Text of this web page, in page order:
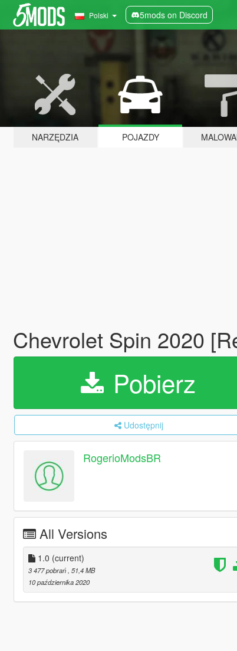
Polski 5mods on Discord
NARZĘDZIA POJAZDY
Chevrolet Spin 2020
Pobierz
Udostępnij
RogerioModsBR
All Versions
1.0 (current)
3 477 pobrań , 51,4 MB
10 października 2020